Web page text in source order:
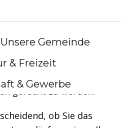
Unsere Gemeinde
& Freizeit
& Gewerbe
sollten Sie
welche Kriterien (z.B.
es erfüllen muss,
gerecht zu werden.
ob Sie das